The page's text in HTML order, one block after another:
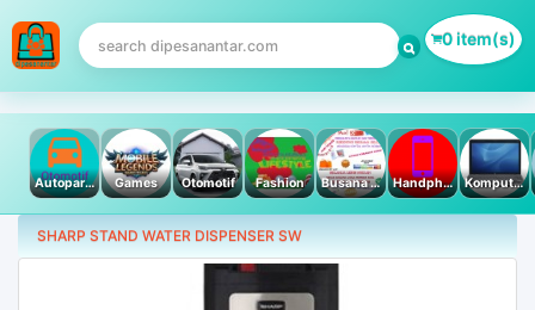
0 item(s)
Autoparts Games Otomotif Fashion Busana Muslim Handphone & Tablet Komputer PC & Laptop
SHARP STAND WATER DISPENSER SW